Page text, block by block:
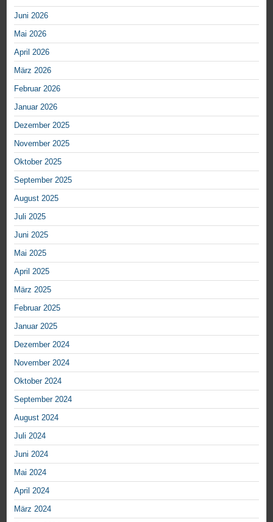
Juni 2026
Mai 2026
April 2026
März 2026
Februar 2026
Januar 2026
Dezember 2025
November 2025
Oktober 2025
September 2025
August 2025
Juli 2025
Juni 2025
Mai 2025
April 2025
März 2025
Februar 2025
Januar 2025
Dezember 2024
November 2024
Oktober 2024
September 2024
August 2024
Juli 2024
Juni 2024
Mai 2024
April 2024
März 2024